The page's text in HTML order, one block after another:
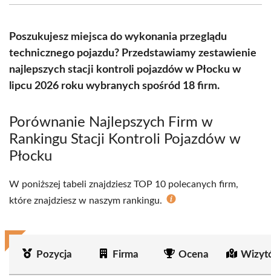
(Twitter)
Poszukujesz miejsca do wykonania przeglądu
technicznego pojazdu? Przedstawiamy zestawienie
najlepszych stacji kontroli pojazdów w Płocku w
lipcu 2026 roku wybranych spośród 18 firm.
Porównanie Najlepszych Firm w
Rankingu Stacji Kontroli Pojazdów w
Płocku
W poniższej tabeli znajdziesz TOP 10 polecanych firm,
które znajdziesz w naszym rankingu.
Pozycja Firma Ocena